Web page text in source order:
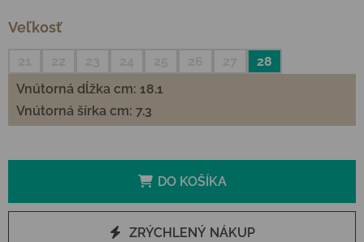
Veľkosť
28
Vnútorná dĺžka cm: 18.1
Vnútorná šírka cm: 7.3
DO KOŠÍKA
ZRÝCHLENÝ NÁKUP